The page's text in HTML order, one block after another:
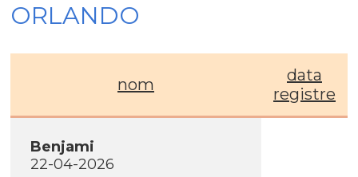
ORLANDO
nom
data
registre
Benjami
22-04-2026